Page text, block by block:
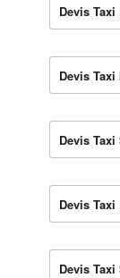
Devis Taxi
Devis
Devis
Devis Taxi
Devis